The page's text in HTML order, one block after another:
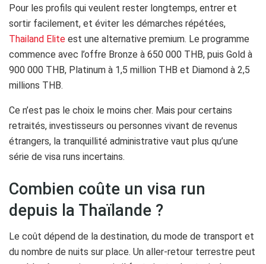
Pour les profils qui veulent rester longtemps, entrer et
sortir facilement, et éviter les démarches répétées,
Thailand Elite est une alternative premium. Le programme
commence avec l’offre Bronze à 650 000 THB, puis Gold à
900 000 THB, Platinum à 1,5 million THB et Diamond à 2,5
millions THB.
Ce n’est pas le choix le moins cher. Mais pour certains
retraités, investisseurs ou personnes vivant de revenus
étrangers, la tranquillité administrative vaut plus qu’une
série de visa runs incertains.
Combien coûte un visa run
depuis la Thaïlande ?
Le coût dépend de la destination, du mode de transport et
du nombre de nuits sur place. Un aller-retour terrestre peut